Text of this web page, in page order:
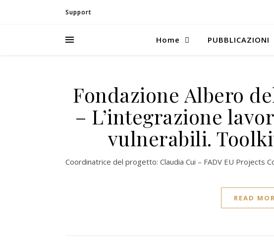
Support
Home PUBBLICAZIONI
Fondazione Albero
– L’integrazione
vulnerabili.
Coordinatrice del progetto: Claudia Cui – FADV EU Projects
READ